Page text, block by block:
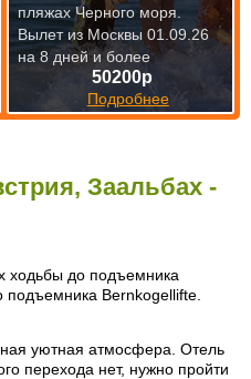
Заальбах -
ходьбы до подъемника
Bernkogellifte.
уютная атмосфера. Отель
перехода нет, нужно пройти
50200р
Подробнее
пляжах Черного моря.
Вылет из Москвы 01.09.26
на 8 дней и более